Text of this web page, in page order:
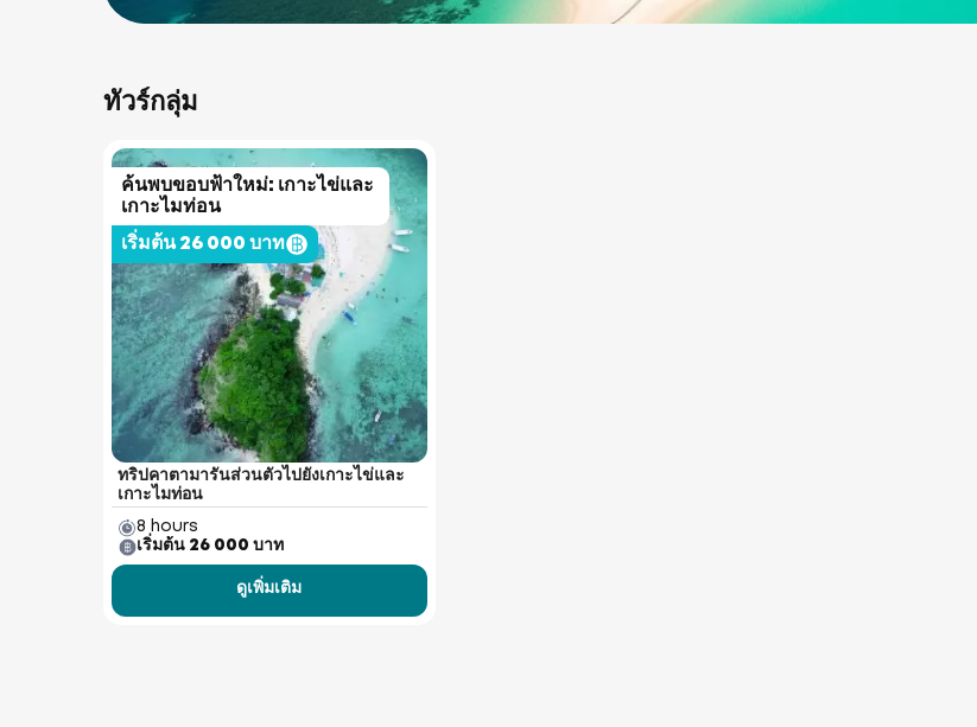
ทัวร์กลุ่ม
ค้นพบขอบฟ้าใหม่: เกาะไข่และ
เกาะไมท่อน
เริ่มต้น 26 000 บาท
ทริปคาตามารันส่วนตัวไปยังเกาะไข่และ
เกาะไมท่อน
8 hours
เริ่มต้น 26 000 บาท
ดูเพิ่มเติม